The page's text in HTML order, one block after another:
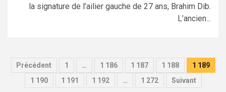
la signature de l’ailier gauche de 27 ans, Brahim Dib.
L’ancien...
Pagination
des
Précédent 1 … 1 186 1 187 1 188
1 189
1 190
1 191 1 192 … 1 272 Suivant